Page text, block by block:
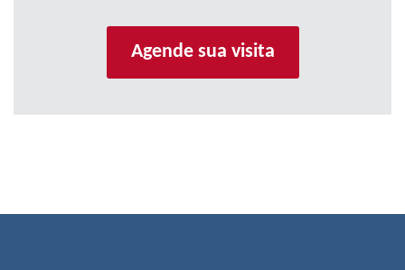
Agende sua visita